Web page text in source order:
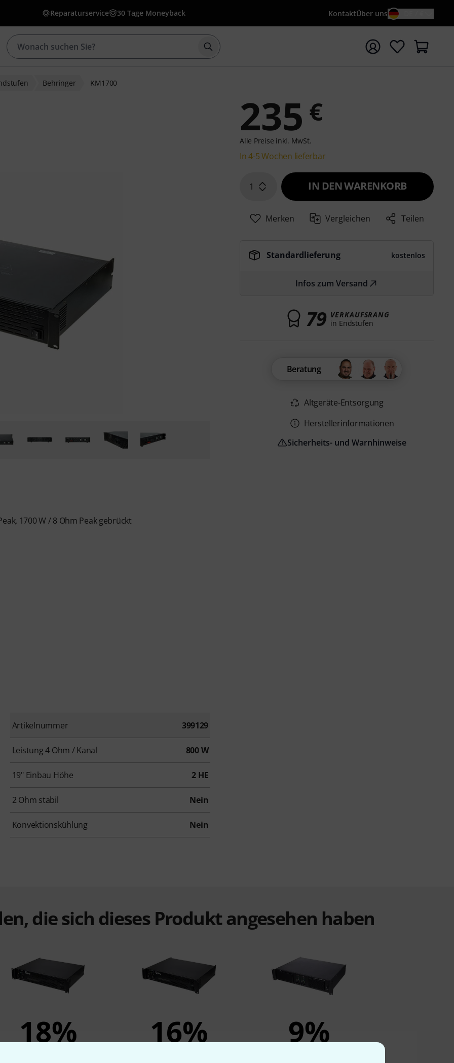
Reparaturservice 30 Tage Moneyback KontaktÜber uns
Suche mit Suchwort {searchTerm} starten
Behringer KM1700
1700 W / 8 Ohm Peak gebrückt
Artikelnummer 399129
Leistung 4 Ohm / Kanal 800 W
19" Einbau Höhe 2 HE
2 Ohm stabil Nein
Konvektionskühlung Nein
235 €
Alle Preise inkl. MwSt.
In 4-5 Wochen lieferbar
1 IN DEN WARENKORB
Merken Vergleichen Teilen
Standardlieferung kostenlos
Infos zum Versand
79 VERKAUFSRANG
in Endstufen
Beratung
Altgeräte-Entsorgung
Herstellerinformationen
Sicherheits- und Warnhinweise
die sich dieses Produkt angesehen haben
18% 16% 9%